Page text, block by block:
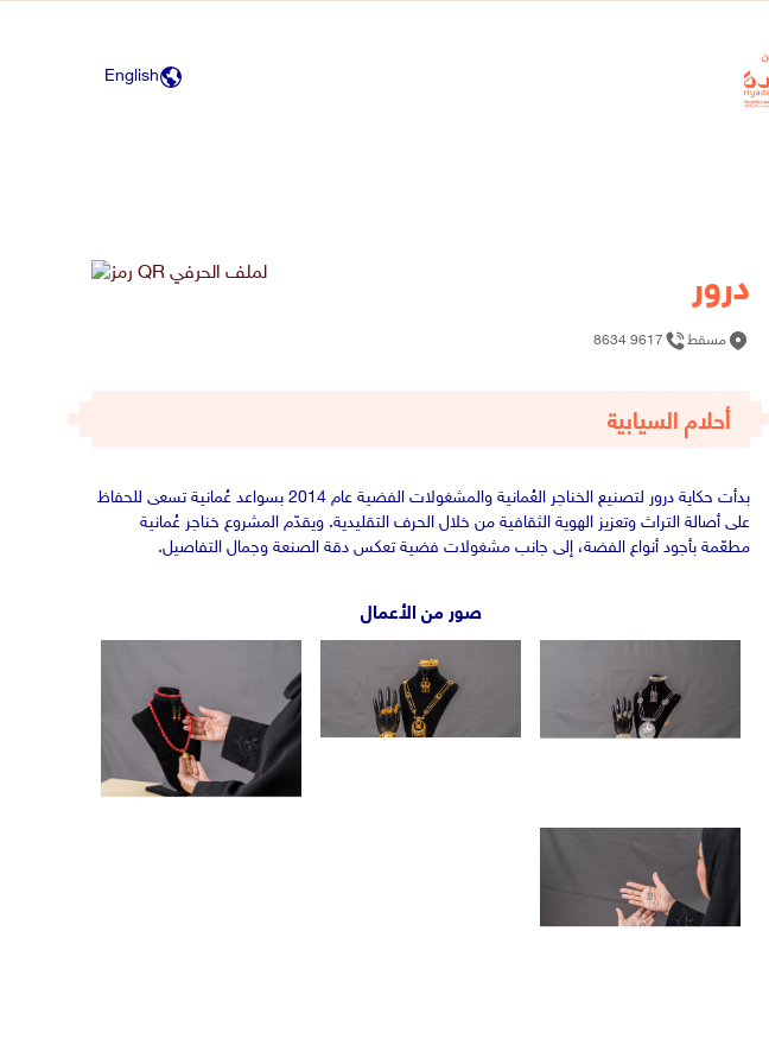
English
درور
مسقط 9617 8634
أحلام السيابية
بدأت حكاية درور لتصنيع الخناجر العُمانية والمشغولات الفضية عام 2014 بسواعد عُمانية تسعى للحفاظ
على أصالة التراث وتعزيز الهوية الثقافية من خلال الحرف التقليدية. ويقدّم المشروع خناجر عُمانية
مطعّمة بأجود أنواع الفضة، إلى جانب مشغولات فضية تعكس دقة الصنعة وجمال التفاصيل.
صور من الأعمال